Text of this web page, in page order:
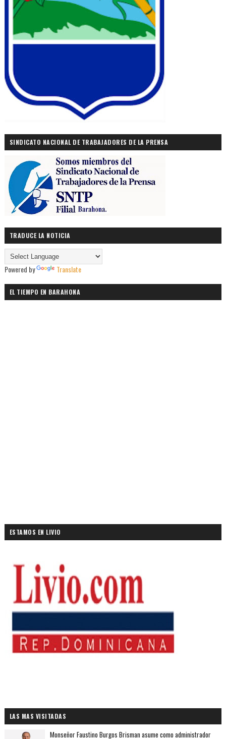
SINDICATO NACIONAL DE TRABAJADORES DE LA PRENSA
TRADUCE LA NOTICIA
Powered by Translate
EL TIEMPO EN BARAHONA
ESTAMOS EN LIVIO
LAS MAS VISITADAS
Monseñor Faustino Burgos Brisman asume como administrador